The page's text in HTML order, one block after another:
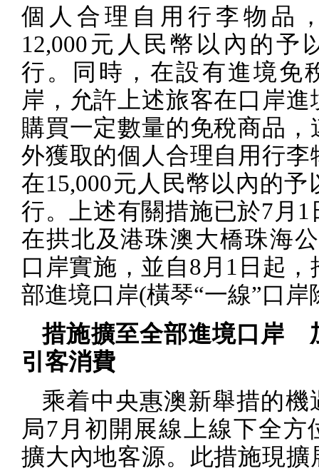
個人合理自用行李物品
12,000元人民幣以內的予
行。同時，在設有進境免
岸，允許上述旅客在口岸進
購買一定數量的免稅商品，
外獲取的個人合理自用行李
在15,000元人民幣以內的予
行。上述有關措施已於7 月 1
在拱北及港珠澳大橋珠海
口岸實施，並自8 月 1 日起
部進境口岸(橫琴“一線”口岸
措施擴至全部進境口岸
引客消費
乘着中央惠澳新舉措的機
局7 月初開展線上線下全方
擴大內地客源。此措施現擴